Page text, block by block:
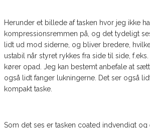
Herunder et billede af tasken hvor jeg ikke
kompressionsremmen på, og det tydeligt
lidt ud mod siderne, og bliver bredere,
ustabil når styret rykkes fra side til side,
kører opad. Jeg kan bestemt anbefale at
også lidt fanger lukningerne. Det ser også
kompakt taske.
Som det ses er tasken coated indvendigt og